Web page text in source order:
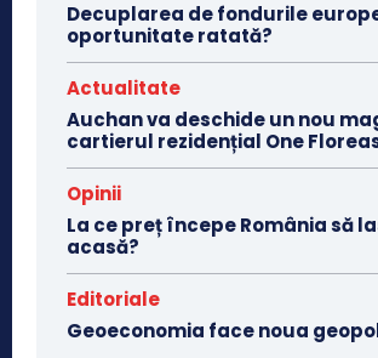
Decuplarea de fondurile
oportunitate ratată?
Actualitate
Auchan va deschide un nou
cartierul rezidențial One
Opinii
La ce preț începe România să
acasă?
Editoriale
Geoeconomia face noua